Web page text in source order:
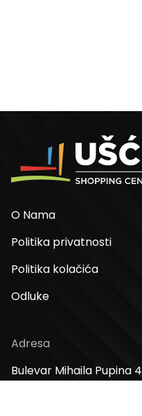
O Nama
Politika privatnosti
Politika kolačića
Odluke
Adresa
Bulevar Mihaila Pupina 4